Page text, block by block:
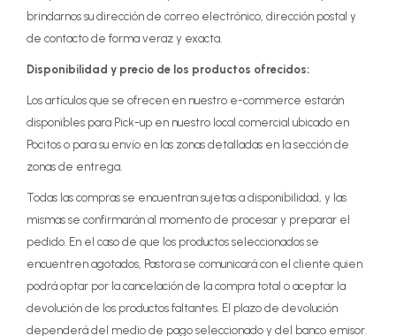
brindarnos su dirección de correo electrónico, dirección postal y
de contacto de forma veraz y exacta.
Disponibilidad y precio de los productos ofrecidos:
Los artículos que se ofrecen en nuestro e-commerce estarán
disponibles para Pick-up en nuestro local comercial ubicado en
Pocitos o para su envío en las zonas detalladas en la sección de
zonas de entrega.
Todas las compras se encuentran sujetas a disponibilidad, y las
mismas se confirmarán al momento de procesar y preparar el
pedido. En el caso de que los productos seleccionados se
encuentren agotados, Pastora se comunicará con el cliente quien
podrá optar por la cancelación de la compra total o aceptar la
devolución de los productos faltantes. El plazo de devolución
dependerá del medio de pago seleccionado y del banco emisor.